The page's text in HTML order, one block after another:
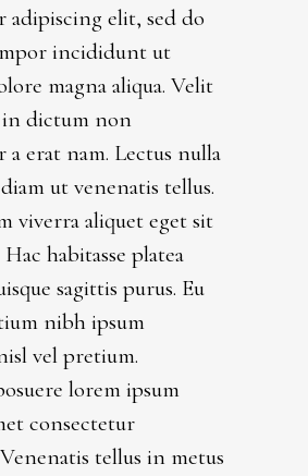
adipiscing elit, sed do
incididunt ut
magna aliqua. Velit
in dictum non
a erat nam. Lectus nulla
ut venenatis tellus.
viverra aliquet eget sit
habitasse platea
sagittis purus. Eu
nibh ipsum
vel pretium.
lorem ipsum
consectetur
tellus in metus